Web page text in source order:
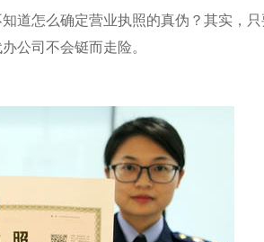
知道怎么确定营业执照的真伪？其实，
公司不会铤而走险。